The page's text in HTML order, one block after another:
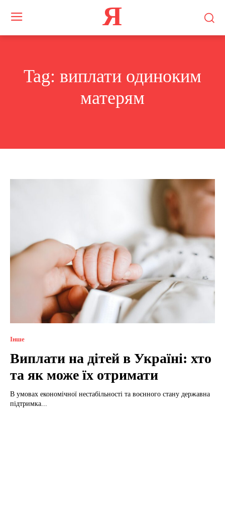
Я
Tag: виплати одиноким
матерям
Інше
Виплати на дітей в Україні: хто
та як може їх отримати
В умовах економічної нестабільності та воєнного стану державна
підтримка...